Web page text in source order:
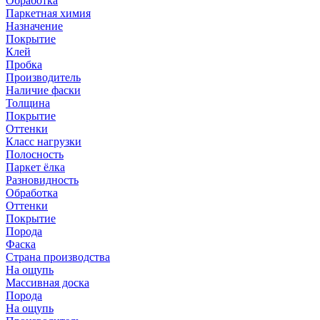
Паркетная химия
Назначение
Покрытие
Клей
Пробка
Производитель
Наличие фаски
Толщина
Покрытие
Оттенки
Класс нагрузки
Полосность
Паркет ёлка
Разновидность
Обработка
Оттенки
Покрытие
Порода
Фаска
Страна производства
На ощупь
Массивная доска
Порода
На ощупь